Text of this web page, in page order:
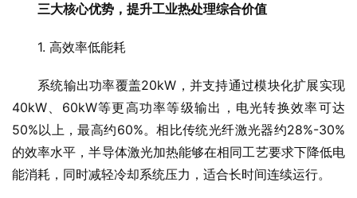
三大核心优势，提升工业热处理综合价值
1. 高效率低能耗
系统输出功率覆盖20kW，并支持通过模块化扩展实现
40kW、60kW等更高功率等级输出，电光转换效率可达
50%以上，最高约60%。相比传统光纤激光器约28%-30%
的效率水平，半导体激光加热能够在相同工艺要求下降低电
能消耗，同时减轻冷却系统压力，适合长时间连续运行。